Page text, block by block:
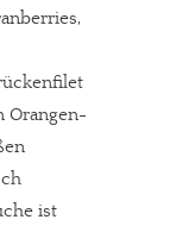
Orangen-
ist